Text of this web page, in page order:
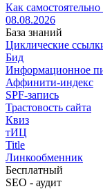
Как
08.08.2026
База знаний
Циклические
Бид
Информационное
Аффинити-индекс
SPF-запись
Трастовость сайта
Квиз
тИЦ
Title
Линкообменник
Бесплатный
SEO - аудит